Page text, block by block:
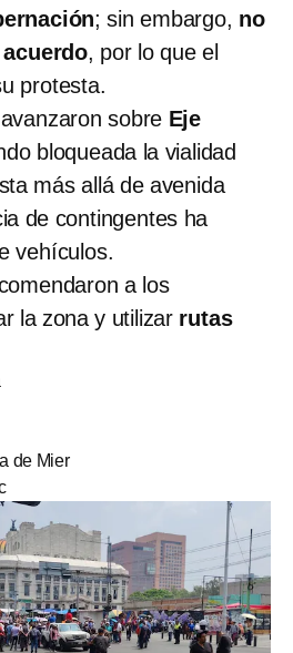
; sin embargo, no
, por lo que el
protesta.
sobre Eje
bloqueada la vialidad
más allá de avenida
de contingentes ha
vehículos.
a los
la zona y utilizar rutas
de Mier